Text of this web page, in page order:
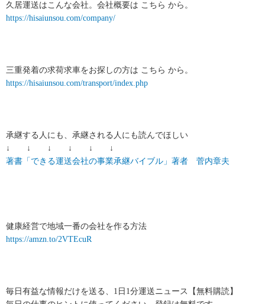
久居運送はこんな会社。会社概要は こちら から。
https://hisaiunsou.com/company/
三重発着の求荷求車をお探しの方は こちら から。
https://hisaiunsou.com/transport/index.php
承継する人にも、承継される人にも読んでほしい
↓ ↓ ↓ ↓ ↓ ↓
著書「できる運送会社の事業承継バイブル」著者 菅内章夫
健康経営で地域一番の会社を作る方法
https://amzn.to/2VTEcuR
毎日有益な情報だけを送る、1日1分運送ニュース【無料購読】